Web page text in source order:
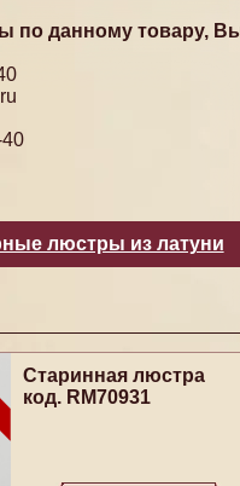
по данному товару,
люстры из латуни
Старинная люстра
код. RM70931